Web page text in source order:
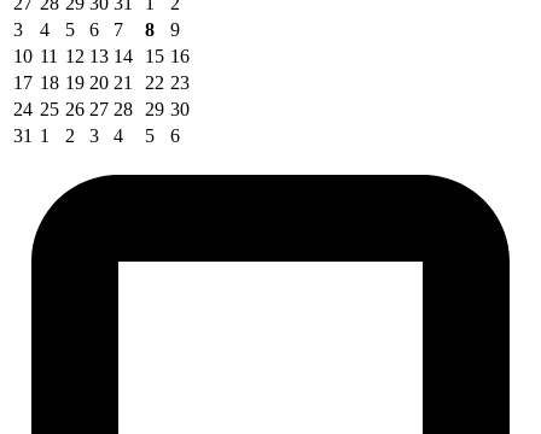
3
4 5 6 7 8
9
10 11 12 13 14 15 16
17 18 19 20 21 22 23
24 25 26 27 28 29 30
31 1 2 3 4 5 6